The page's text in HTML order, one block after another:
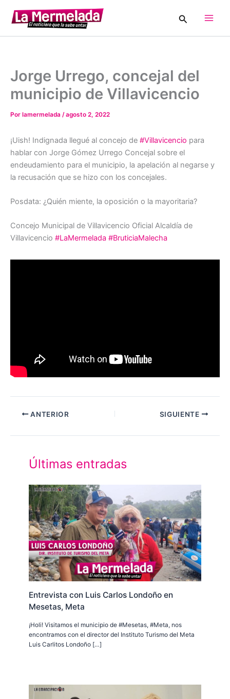
contenido
Buscar
Jorge Urrego, concejal del
municipio de Villavicencio
Por lamermelada /agosto 2, 2022
¡Uish! Indignada llegué al concejo de #Villavicencio para
hablar con Jorge Gómez Urrego Concejal sobre el
endeudamiento para el municipio, la apelación al negarse y
la recusación que se hizo con los concejales.
Posdata: ¿Quién miente, la oposición o la mayoritaria?
Concejo Municipal de Villavicencio Oficial Alcaldía de
Villavicencio #LaMermelada #BruticiaMalecha
ANTERIOR SIGUIENTE
Últimas entradas
Entrevista con Luis Carlos Londoño en
Mesetas, Meta
¡Holi! Visitamos el municipio de #Mesetas, #Meta, nos
encontramos con el director del Instituto Turismo del Meta
Luis Carlitos Londoño […]